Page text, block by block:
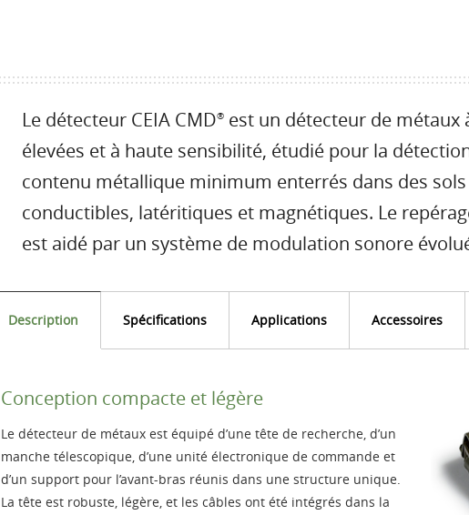
Le détecteur CEIA CMD®est un détecteur de métaux
élevées et à haute sensibilité, étudié pour la
contenu métallique minimum enterrés dans des
conductibles, latéritiques et magnétiques. Le
est aidé par un système de modulation sonore
Description Spécifications Applications Accessoires
Conception compacte et légère
Le détecteur de métaux est équipé d’une tête de recherche, d’un
manche télescopique, d’une unité électronique de commande et
d’un support pour l’avant-bras réunis dans une structure unique.
La tête est robuste, légère, et les câbles ont été intégrés dans la